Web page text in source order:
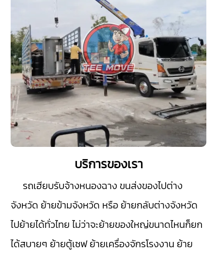
บริการของเรา
รถเฮียบรับจ้างหนองฉาง ขนส่งของไปต่าง
จังหวัด ย้ายข้ามจังหวัด หรือ ย้ายกลับต่างจังหวัด
ไปย้ายได้ทั่วไทย ไม่ว่าจะย้ายของใหญ่ขนาดไหนก็ยก
ได้สบายๆ ย้ายตู้เซฟ ย้ายเครื่องจักรโรงงาน ย้าย